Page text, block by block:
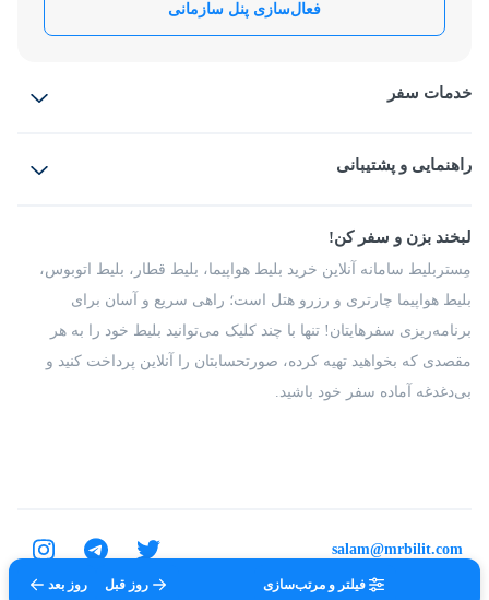
فیلتر و مرتب‌سازی روز قبل روز بعد
فعال‌سازی پنل سازمانی
خدمات سفر
بلیط قطار
راهنمایی و پشتیبانی
شرایط و مقررات
راهکار سازمانی
فرصت‌های شغلی
درباره ما
لبخند بزن و سفر کن!
مِستربلیط سامانه آنلاین خرید بلیط هواپیما، بلیط قطار، بلیط اتوبوس،
بلیط هواپیما چارتری و رزرو هتل است؛ راهی سریع و آسان برای
برنامه‌ریزی سفرهایتان! تنها با چند کلیک می‌توانید بلیط خود را به هر
مقصدی که بخواهید تهیه کرده، صورتحسابتان را آنلاین پرداخت کنید و
بی‌دغدغه آماده سفر خود باشید.
تمامی حقوق برای شرکت عتیق گشت اصفهان محفوظ است.
salam@mrbilit.com